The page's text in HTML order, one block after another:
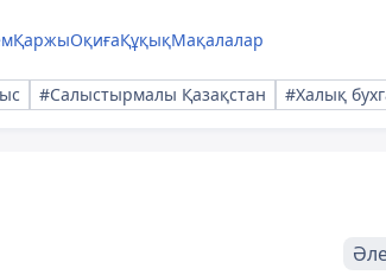
ҚаржыОқиғаҚұқықМақалалар
#Салыстырмалы Қазақстан #Халық